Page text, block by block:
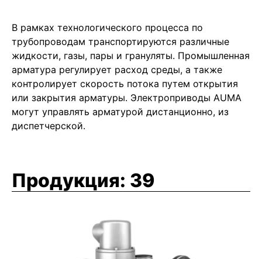
В рамках технологического процесса по
трубопроводам транспортируются различные
жидкости, газы, пары и грануляты. Промышленная
арматура регулирует расход среды, а также
контролирует скорость потока путем открытия
или закрытия арматуры. Электроприводы AUMA
могут управлять арматурой дистанционно, из
диспетчерской.
Продукция: 39